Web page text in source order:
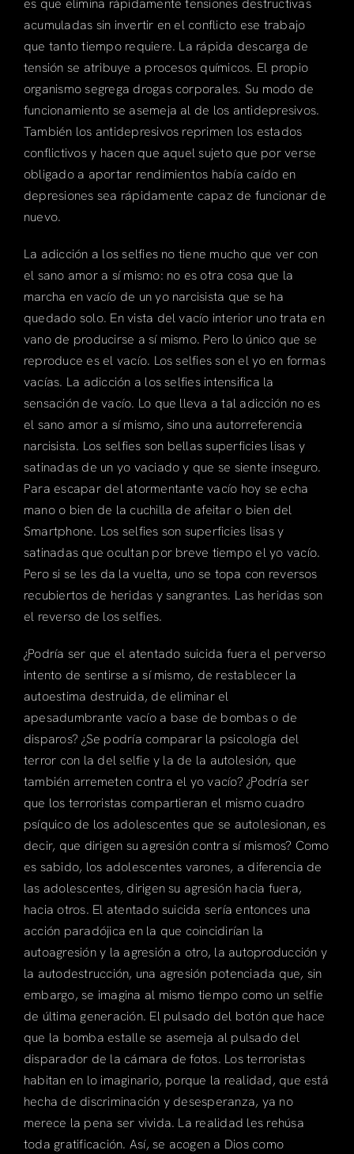
es que elimina rápidamente tensiones destructivas
acumuladas sin invertir en el conflicto ese trabajo
que tanto tiempo requiere. La rápida descarga de
tensión se atribuye a procesos químicos. El propio
organismo segrega drogas corporales. Su modo de
funcionamiento se asemeja al de los antidepresivos.
También los antidepresivos reprimen los estados
conflictivos y hacen que aquel sujeto que por verse
obligado a aportar rendimientos había caído en
depresiones sea rápidamente capaz de funcionar de
nuevo.
La adicción a los selfies no tiene mucho que ver con
el sano amor a sí mismo: no es otra cosa que la
marcha en vacío de un yo narcisista que se ha
quedado solo. En vista del vacío interior uno trata en
vano de producirse a sí mismo. Pero lo único que se
reproduce es el vacío. Los selfies son el yo en formas
vacías. La adicción a los selfies intensifica la
sensación de vacío. Lo que lleva a tal adicción no es
el sano amor a sí mismo, sino una autorreferencia
narcisista. Los selfies son bellas superficies lisas y
satinadas de un yo vaciado y que se siente inseguro.
Para escapar del atormentante vacío hoy se echa
mano o bien de la cuchilla de afeitar o bien del
Smartphone. Los selfies son superficies lisas y
satinadas que ocultan por breve tiempo el yo vacío.
Pero si se les da la vuelta, uno se topa con reversos
recubiertos de heridas y sangrantes. Las heridas son
el reverso de los selfies.
¿Podría ser que el atentado suicida fuera el perverso
intento de sentirse a sí mismo, de restablecer la
autoestima destruida, de eliminar el
apesadumbrante vacío a base de bombas o de
disparos? ¿Se podría comparar la psicología del
terror con la del selfie y la de la autolesión, que
también arremeten contra el yo vacío? ¿Podría ser
que los terroristas compartieran el mismo cuadro
psíquico de los adolescentes que se autolesionan, es
decir, que dirigen su agresión contra sí mismos? Como
es sabido, los adolescentes varones, a diferencia de
las adolescentes, dirigen su agresión hacia fuera,
hacia otros. El atentado suicida sería entonces una
acción paradójica en la que coincidirían la
autoagresión y la agresión a otro, la autoproducción y
la autodestrucción, una agresión potenciada que, sin
embargo, se imagina al mismo tiempo como un selfie
de última generación. El pulsado del botón que hace
que la bomba estalle se asemeja al pulsado del
disparador de la cámara de fotos. Los terroristas
habitan en lo imaginario, porque la realidad, que está
hecha de discriminación y desesperanza, ya no
merece la pena ser vivida. La realidad les rehúsa
toda gratificación. Así, se acogen a Dios como